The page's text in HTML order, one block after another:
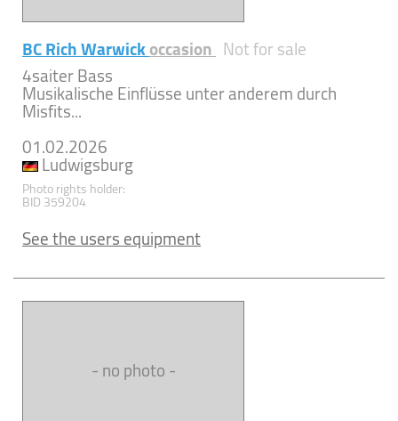
BC Rich Warwickoccasion Not for sale
4saiter Bass
Musikalische Einflüsse unter anderem durch
Misfits...
01.02.2026
Ludwigsburg
Photo rights holder:
BID 359204
See the users equipment
- no photo -